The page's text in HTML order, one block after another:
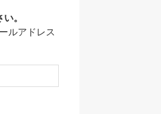
。
ルアドレス